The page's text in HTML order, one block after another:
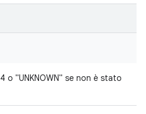
o "UNKNOWN" se non è stato